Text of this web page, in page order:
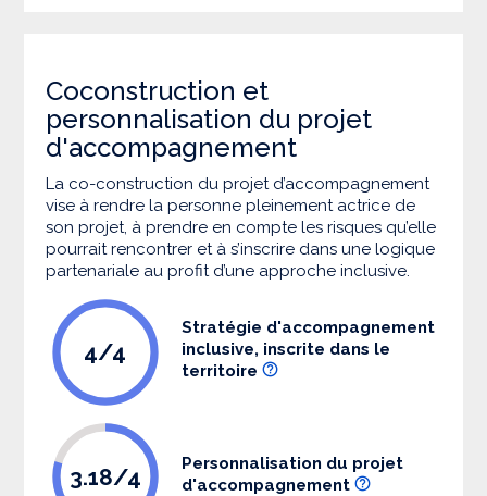
Coconstruction et
personnalisation du projet
d'accompagnement
La co-construction du projet d’accompagnement
vise à rendre la personne pleinement actrice de
son projet, à prendre en compte les risques qu’elle
pourrait rencontrer et à s’inscrire dans une logique
partenariale au profit d’une approche inclusive.
4/4
Stratégie d'accompagnement
inclusive, inscrite dans le
territoire
3.18/4
Personnalisation du projet
d'accompagnement